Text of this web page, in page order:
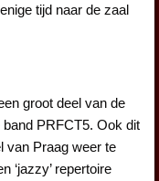
tijd naar de zaal
groot deel van de
PRFCT5. Ook dit
van Praag weer te
‘jazzy’ repertoire